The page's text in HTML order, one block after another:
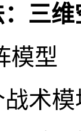
三
模型
术